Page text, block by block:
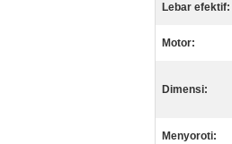
Lebar efektif:
Motor:
Dimensi:
Menyoroti: